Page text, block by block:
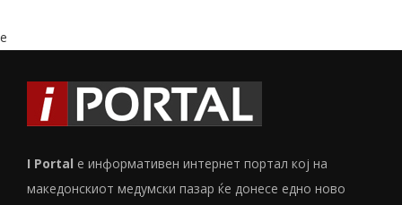
e
I Portal е информативен интернет портал кој на
македонскиот медумски пазар ќе донесе едно ново